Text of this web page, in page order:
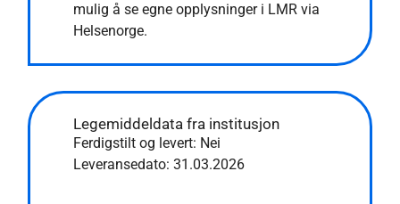
mulig å se egne opplysninger i LMR via
Helsenorge.
Legemiddeldata fra institusjon
Ferdigstilt og levert: Nei
Leveransedato:31.03.2026